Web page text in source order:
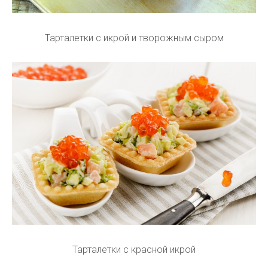
Тарталетки с икрой и творожным сыром
Тарталетки с красной икрой